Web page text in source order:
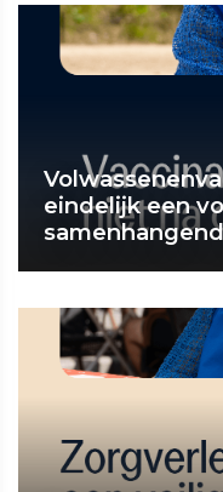
eindelijk een